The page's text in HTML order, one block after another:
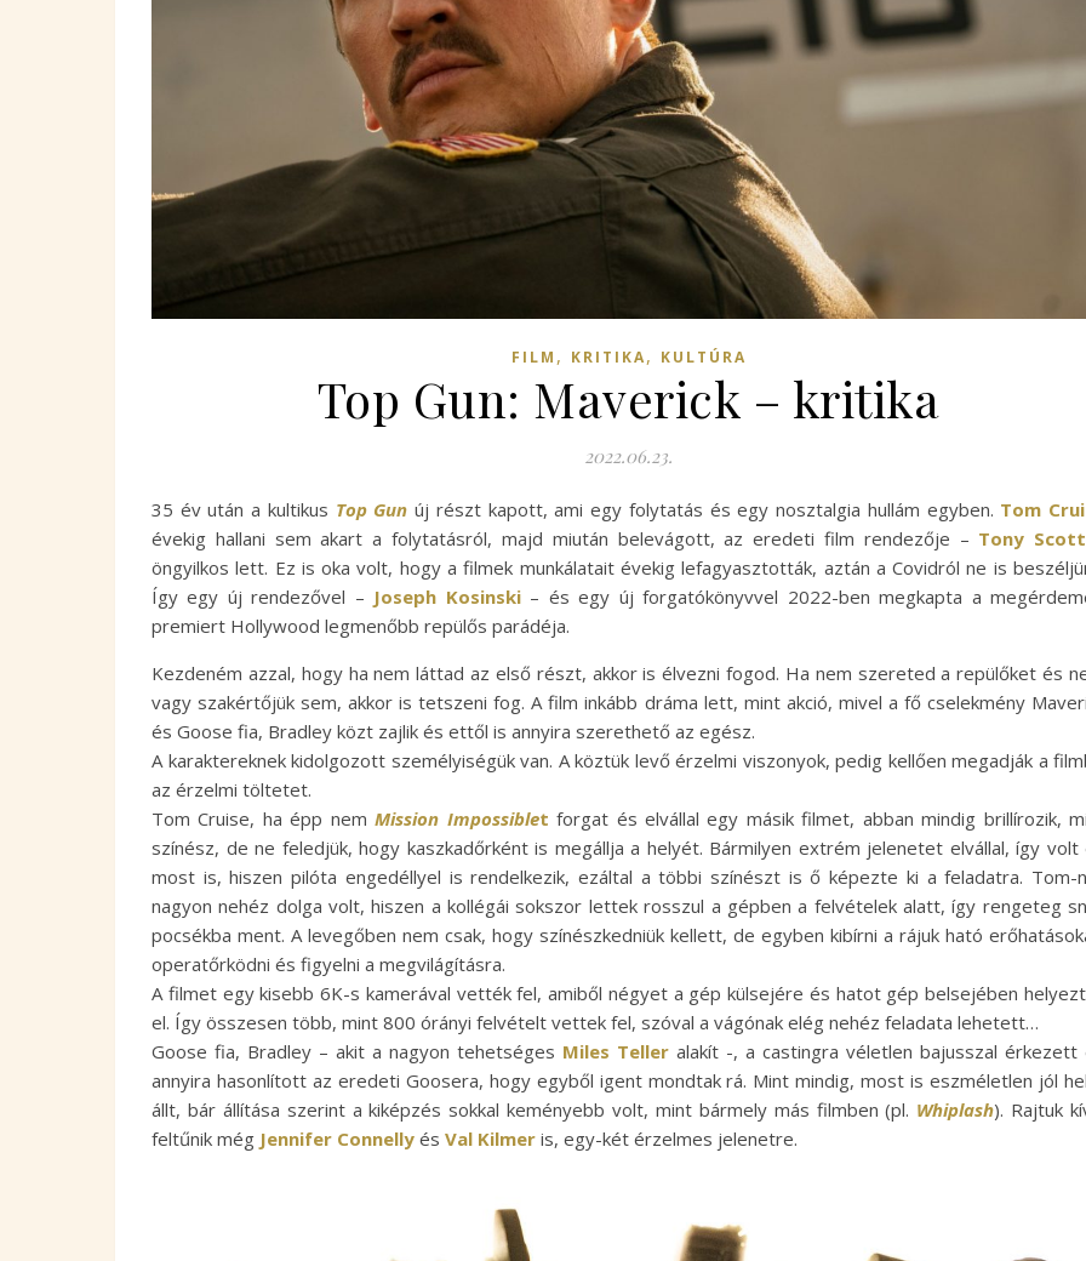
FILM , KRITIKA, KULTÚRA
Top Gun: Maverick – kritika
2022.06.23.
35 év után a kultikus Top Gun új részt kapott, ami egy folytatás és egy nosztalgia hullám egyben. Tom
évekig hallani sem akart a folytatásról, majd miután belevágott, az eredeti film rendezője – Tony Scott
öngyilkos lett. Ez is oka volt, hogy a filmek munkálatait évekig lefagyasztották, aztán a Covidról ne is
Így egy új rendezővel – Joseph Kosinski– és egy új forgatókönyvvel 2022-ben megkapta a
premiert Hollywood legmenőbb repülős parádéja.
Kezdeném azzal, hogy ha nem láttad az első részt, akkor is élvezni fogod. Ha nem szereted a repülőket és
vagy szakértőjük sem, akkor is tetszeni fog. A film inkább dráma lett, mint akció, mivel a fő cselekmény
és Goose fia, Bradley közt zajlik és ettől is annyira szerethető az egész.
A karaktereknek kidolgozott személyiségük van. A köztük levő érzelmi viszonyok, pedig kellően megadják a
az érzelmi töltetet.
Tom Cruise, ha épp nemMission Impossibletforgat és elvállal egy másik filmet, abban mindig brillírozik,
színész, de ne feledjük, hogy kaszkadőrként is megállja a helyét. Bármilyen extrém jelenetet elvállal, így volt
most is, hiszen pilóta engedéllyel is rendelkezik, ezáltal a többi színészt is ő képezte ki a feladatra. Tom-
nagyon nehéz dolga volt, hiszen a kollégái sokszor lettek rosszul a gépben a felvételek alatt, így rengeteg
pocsékba ment. A levegőben nem csak, hogy színészkedniük kellett, de egyben kibírni a rájuk ható
operatőrködni és figyelni a megvilágításra.
A filmet egy kisebb 6K-s kamerával vették fel, amiből négyet a gép külsejére és hatot gép belsejében
el. Így összesen több, mint 800 órányi felvételt vettek fel, szóval a vágónak elég nehéz feladata lehetett…
Goose fia, Bradley – akit a nagyon tehetséges Miles Teller alakít -, a castingra véletlen bajusszal érkezett
annyira hasonlított az eredeti Goosera, hogy egyből igent mondtak rá. Mint mindig, most is eszméletlen jól
állt, bár állítása szerint a kiképzés sokkal keményebb volt, mint bármely más filmben (pl. Whiplash). Rajtuk
feltűnik még Jennifer Connelly és Val Kilmer is, egy-két érzelmes jelenetre.